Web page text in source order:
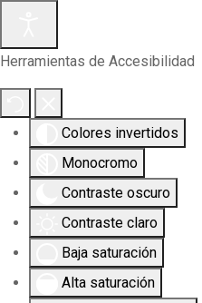
Herramientas de Accesibilidad
Colores invertidos
Monocromo
Contraste oscuro
Contraste claro
Baja saturación
Alta saturación